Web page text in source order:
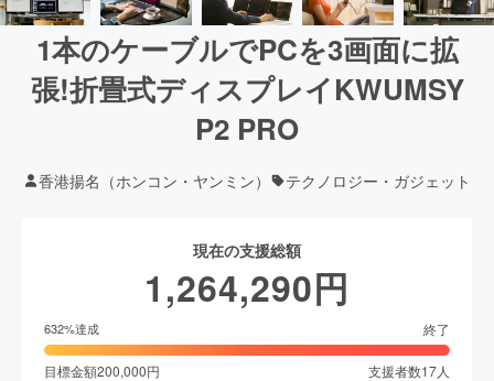
1本のケーブルでPCを3画面に拡
張!折畳式ディスプレイKWUMSY
P2 PRO
香港揚名（ホンコン・ヤンミン） テクノロジー・ガジェット
現在の支援総額
1,264,290円
632%達成 終了
目標金額200,000円 支援者数17人